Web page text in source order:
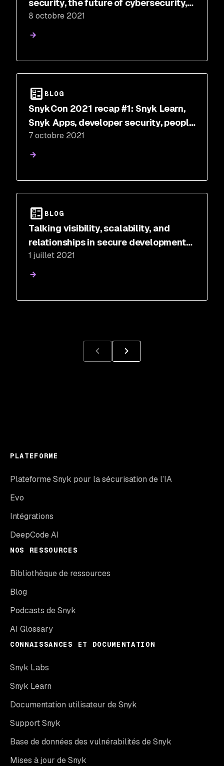
security, the future of cybersecurity,
automation as an enabler, and more
8 octobre 2021
BLOG
SnykCon 2021 recap #1: Snyk Learn,
Snyk Apps, developer security, people
hacking, security champions, and
more
7 octobre 2021
BLOG
Talking visibility, scalability, and
relationships in secure development
with Phil Guimond of ViacomCBS
1 juillet 2021
PLATEFORME
Plateforme Snyk pour la sécurisation de l’IA
Evo
Intégrations
DeepCode AI
NOS RESSOURCES
Bibliothèque de ressources
Blog
Podcasts de Snyk
AI Glossary
CONNAISSANCES ET DOCUMENTATION
Snyk Labs
Snyk Learn
Documentation utilisateur de Snyk
Support Snyk
Base de données des vulnérabilités de Snyk
Mises à jour de Snyk